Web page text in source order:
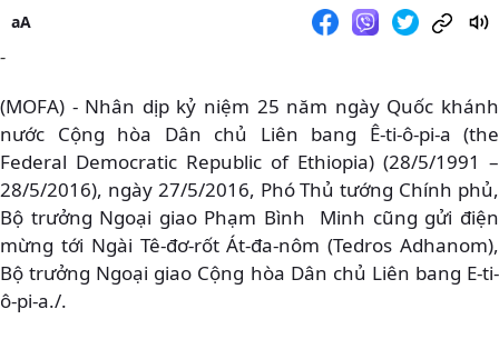
aA
-
(MOFA) - Nhân dịp kỷ niệm 25 năm ngày Quốc khánh
nước Cộng hòa Dân chủ Liên bang Ê-ti-ô-pi-a (the
Federal Democratic Republic of Ethiopia) (28/5/1991 –
28/5/2016), ngày 27/5/2016, Phó Thủ tướng Chính phủ,
Bộ trưởng Ngoại giao Phạm Bình Minh cũng gửi điện
mừng tới Ngài Tê-đơ-rốt Át-đa-nôm (Tedros Adhanom),
Bộ trưởng Ngoại giao Cộng hòa Dân chủ Liên bang E-ti-
ô-pi-a./.